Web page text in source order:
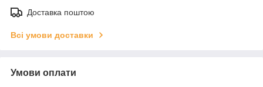
Доставка поштою
Всі умови доставки
Умови оплати